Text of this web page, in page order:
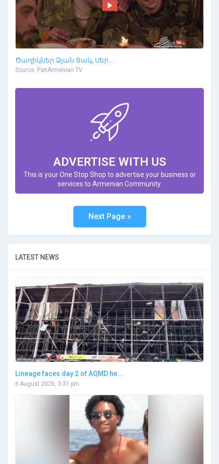
Ծաղիկներ Ձյան Տակ, Սեր...
Source: PanArmenian TV
ADVERTISE WITH US
This is your One Stop Shop to advertise your business or
services to Armenian Community.
LATEST NEWS
Lineage faces day 2 of AQMD he...
6 August 2026, 3:31 pm